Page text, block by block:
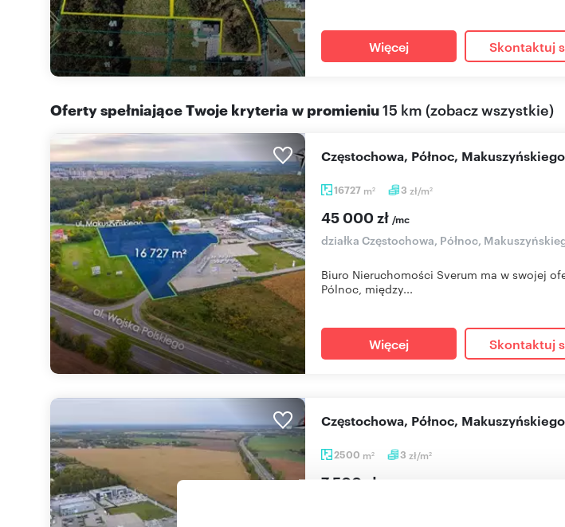
Więcej Skontaktuj
Oferty spełniające Twoje kryteria w promieniu15 km (zobacz wszystkie)
16727 m2 3 zł/m2
Częstochowa, Północ,
45 000 zł /mc
działka Częstochowa, Północ,
Biuro Nieruchomości Sverum ma w swojej
Pólnoc, między...
Więcej Skontaktuj
2500 m2 3 zł/m2
Częstochowa, Północ,
7 500 zł